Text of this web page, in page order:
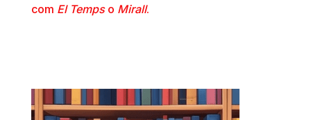
com El Tempso Mirall.